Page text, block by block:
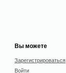
Вы можете
Зарегистрироваться
Войти